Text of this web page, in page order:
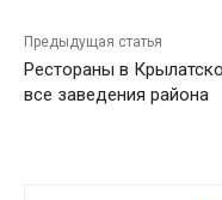
Предыдущая статья
Рестораны в
все заведения района